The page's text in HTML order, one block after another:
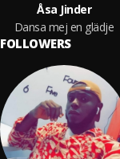
Åsa Jinder
Dansa mej en glädje
FOLLOWERS